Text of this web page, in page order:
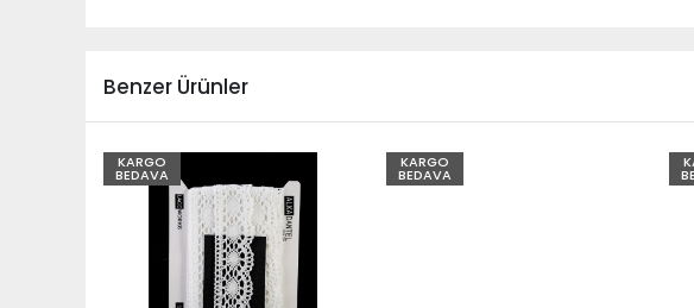
Benzer Ürünler
KARGO
BEDAVA
KARGO
BEDAVA